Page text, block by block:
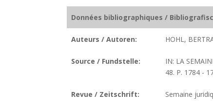
Données bibliographiques /
Auteurs / Autoren: HOHL,
Source / Fundstelle:
IN: LA
48. P. 1784 -
Revue / Zeitschrift: Semaine